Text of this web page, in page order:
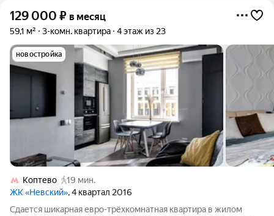
129 000 ₽ в месяц
59,1 м² 3-комн. квартира 4 этаж из 23
новостройка
Коптево
19 мин.
ЖК «Невский», 4 квартал 2016
Сдается шикарная евро-трёхкомнатная квартира в жилом